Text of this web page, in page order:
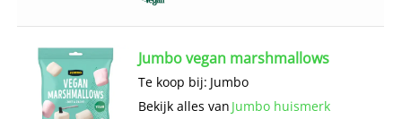
Jumbo vegan marshmallows
Te koop bij: Jumbo
Bekijk alles van Jumbo huismerk